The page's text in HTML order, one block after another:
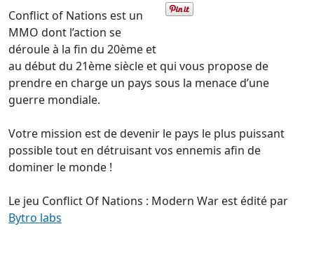
Conflict of Nations est un
MMO dont l’action se
déroule à la fin du 20ème et
au début du 21ème siècle et qui vous propose de
prendre en charge un pays sous la menace d’une
guerre mondiale.
Votre mission est de devenir le pays le plus puissant
possible tout en détruisant vos ennemis afin de
dominer le monde !
Le jeu Conflict Of Nations : Modern War est édité par
Bytro labs